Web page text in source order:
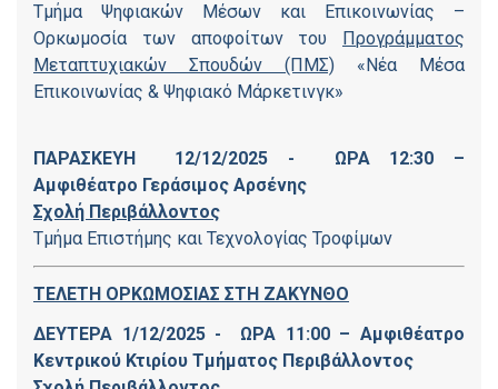
Τμήμα Ψηφιακών Μέσων και Επικοινωνίας –
Ορκωμοσία των αποφοίτων του
Προγράμματος
Μεταπτυχιακών Σπουδών (ΠΜΣ) «Νέα Μέσα
Επικοινωνίας & Ψηφιακό Μάρκετινγκ»
ΠΑΡΑΣΚΕΥΗ 12/12/2025 - ΩΡΑ 12:30 –
Αμφιθέατρο Γεράσιμος Αρσένης
Σχολή Περιβάλλοντος
Τμήμα Επιστήμης και Τεχνολογίας Τροφίμων
ΤΕΛΕΤΗ ΟΡΚΩΜΟΣΙΑΣ ΣΤΗ ΖΑΚΥΝΘΟ
ΔΕΥΤΕΡΑ 1/12/2025 - ΩΡΑ 11:00 – Αμφιθέατρο
Κεντρικού Κτιρίου Τμήματος Περιβάλλοντος